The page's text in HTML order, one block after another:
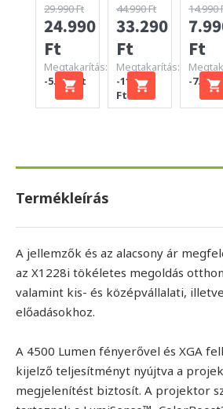
29.990 Ft
24.990
Ft
Megtakarítás:
-5.000 Ft
44.990 Ft
33.290
Ft
Megtakarítás:
-11.700
Ft
14.990
Ft
-7.000
Termékleírás
A jellemzők és az alacsony ár
az X1228i tökéletes megoldás
valamint kis- és középvállalati,
előadásokhoz.
A 4500 Lumen fényerővel és XGA
kijelző teljesítményt nyújtva a
megjelenítést biztosít. A projektor